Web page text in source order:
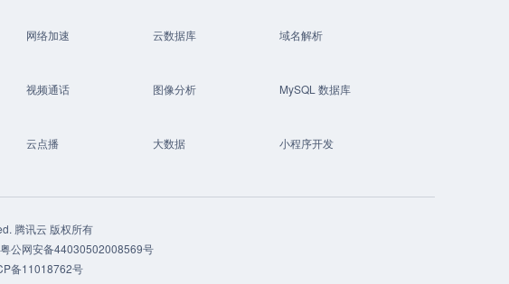
网络加速 云数据库
域名解析
视频通话 图像分析
MySQL 数据库
云点播 大数据
小程序开发
腾讯云 版权所有
粤公网安备44030502008569号
备11018762号